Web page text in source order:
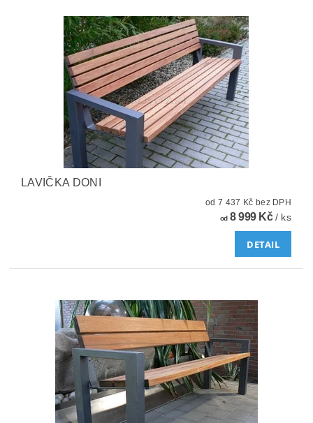
LAVIČKA DONI
od 7 437 Kč bez DPH
od8 999 Kč/ ks
DETAIL